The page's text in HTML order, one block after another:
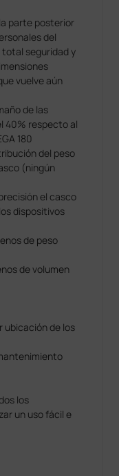
parte posterior
del
total seguridad y
vuelve aún
de las
40% respecto al
180
del peso
(ningún
el casco
dispositivos
de peso
de volumen
ubicación de los
los
un uso fácil e